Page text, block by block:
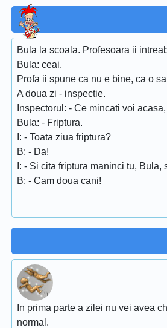
Bula la scoala. Profesoara ii
Bula: ceai.
Profa ii spune ca nu e bine, ca o
A doua zi - inspectie.
Inspectorul: - Ce mincati voi
Bula: - Friptura.
I: - Toata ziua friptura?
B: - Da!
I: - Si cita friptura maninci tu, Bula,
B: - Cam doua cani!
In prima parte a zilei nu vei avea
normal.